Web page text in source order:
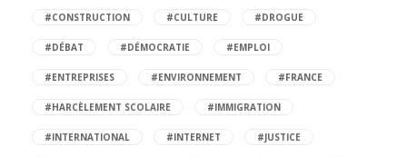
#CONSTRUCTION #CULTURE #DROGUE
#DÉBAT #DÉMOCRATIE #EMPLOI
#ENTREPRISES #ENVIRONNEMENT #FRANCE
#HARCÈLEMENT SCOLAIRE #IMMIGRATION
#INTERNATIONAL #INTERNET #JUSTICE